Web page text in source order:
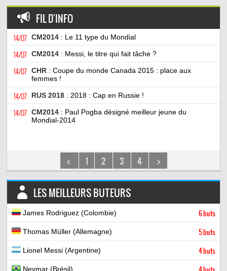
FIL D'INFO
14/07 CM2014 : Le 11 type du Mondial
14/07 CM2014 : Messi, le titre qui fait tâche ?
14/07 CHR : Coupe du monde Canada 2015 : place aux
femmes !
14/07 RUS 2018 : 2018 : Cap en Russie !
14/07 CM2014 : Paul Pogba désigné meilleur jeune du
Mondial-2014
< 1 2 3 4 >
LES MEILLEURS BUTEURS
James Rodriguez (Colombie) 6 buts
Thomas Müller (Allemagne) 5 buts
Lionel Messi (Argentine) 4 buts
Neymar (Brésil)